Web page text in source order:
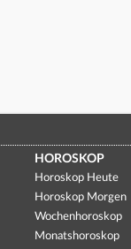
HOROSKOP
Horoskop Heute
Horoskop Morgen
Wochenhoroskop
Monatshoroskop